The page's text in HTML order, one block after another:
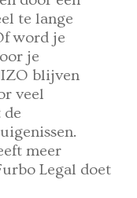
te lange
word je
je
blijven
veel
de
meer
Legal doet